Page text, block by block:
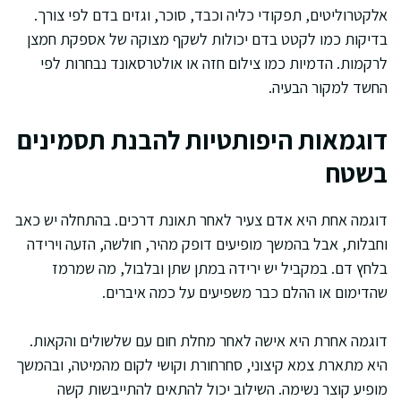
אלקטרוליטים, תפקודי כליה וכבד, סוכר, וגזים בדם לפי צורך.
בדיקות כמו לקטט בדם יכולות לשקף מצוקה של אספקת חמצן
לרקמות. הדמיות כמו צילום חזה או אולטרסאונד נבחרות לפי
החשד למקור הבעיה.
דוגמאות היפותטיות להבנת תסמינים
בשטח
דוגמה אחת היא אדם צעיר לאחר תאונת דרכים. בהתחלה יש כאב
וחבלות, אבל בהמשך מופיעים דופק מהיר, חולשה, הזעה וירידה
בלחץ דם. במקביל יש ירידה במתן שתן ובלבול, מה שמרמז
שהדימום או ההלם כבר משפיעים על כמה איברים.
דוגמה אחרת היא אישה לאחר מחלת חום עם שלשולים והקאות.
היא מתארת צמא קיצוני, סחרחורת וקושי לקום מהמיטה, ובהמשך
מופיע קוצר נשימה. השילוב יכול להתאים להתייבשות קשה